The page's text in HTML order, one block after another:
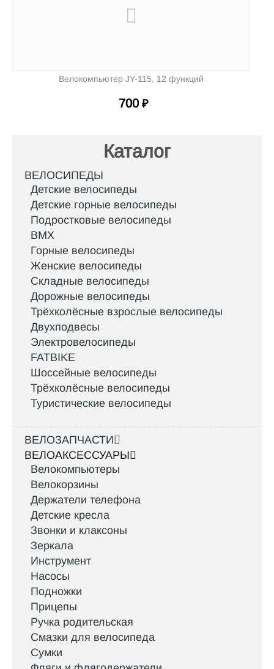
Велокомпьютер JY-115, 12 функций
700 ₽
Каталог
ВЕЛОСИПЕДЫ
Детские велосипеды
Детские горные велосипеды
Подростковые велосипеды
BMX
Горные велосипеды
Женские велосипеды
Складные велосипеды
Дорожные велосипеды
Трёхколёсные взрослые велосипеды
Двухподвесы
Электровелосипеды
FATBIKE
Шоссейные велосипеды
Трёхколёсные велосипеды
Туристические велосипеды
ВЕЛОЗАПЧАСТИ
ВЕЛОАКСЕССУАРЫ
Велокомпьютеры
Велокорзины
Держатели телефона
Детские кресла
Звонки и клаксоны
Зеркала
Инструмент
Насосы
Подножки
Прицепы
Ручка родительская
Смазки для велосипеда
Сумки